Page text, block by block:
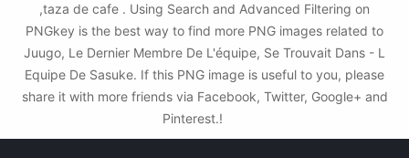
,taza de cafe . Using Search and Advanced Filtering on
PNGkey is the best way to find more PNG images related to
Juugo, Le Dernier Membre De L'équipe, Se Trouvait Dans - L
Equipe De Sasuke. If this PNG image is useful to you, please
share it with more friends via Facebook, Twitter, Google+ and
Pinterest.!